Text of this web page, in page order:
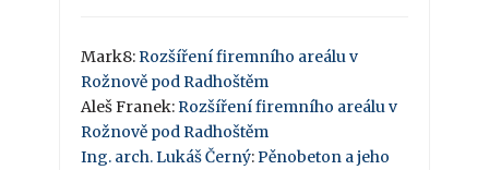
Mark8: Rozšíření firemního areálu v
Rožnově pod Radhoštěm
Aleš Franek: Rozšíření firemního areálu v
Rožnově pod Radhoštěm
Ing. arch. Lukáš Černý: Pěnobeton a jeho